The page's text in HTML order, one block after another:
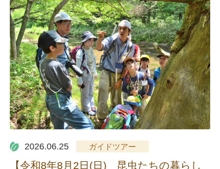
2026.06.25 ガイドツアー
【令和8年8月2日(日) 昆虫たちの暮らし